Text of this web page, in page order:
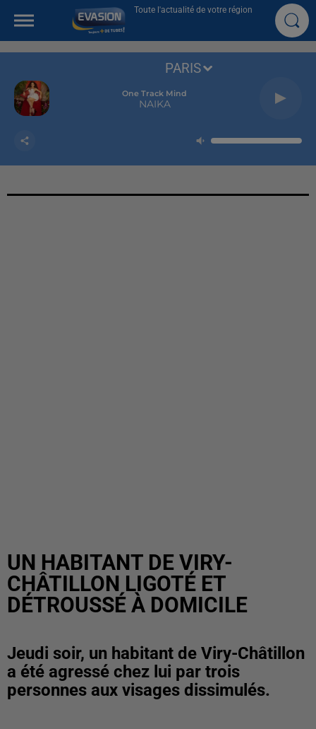
Toute l'actualité de votre région
One Track Mind
NAIKA
PARIS
UN HABITANT DE VIRY-
CHÂTILLON LIGOTÉ ET
DÉTROUSSÉ À DOMICILE
Jeudi soir, un habitant de Viry-Châtillon
a été agressé chez lui par trois
personnes aux visages dissimulés.